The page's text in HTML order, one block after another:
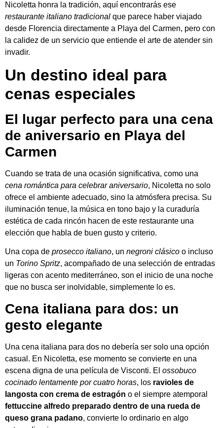
Nicoletta honra la tradición, aquí encontrarás ese
restaurante italiano tradicional que parece haber viajado
desde Florencia directamente a Playa del Carmen, pero con
la calidez de un servicio que entiende el arte de atender sin
invadir.
Un destino ideal para
cenas especiales
El lugar perfecto para una cena
de aniversario en Playa del
Carmen
Cuando se trata de una ocasión significativa, como una
cena romántica para celebrar aniversario, Nicoletta no solo
ofrece el ambiente adecuado, sino la atmósfera precisa. Su
iluminación tenue, la música en tono bajo y la curaduría
estética de cada rincón hacen de este restaurante una
elección que habla de buen gusto y criterio.
Una copa de prosecco italiano, un negroni clásico o incluso
un Torino Spritz, acompañado de una selección de entradas
ligeras con acento mediterráneo, son el inicio de una noche
que no busca ser inolvidable, simplemente lo es.
Cena italiana para dos: un
gesto elegante
Una cena italiana para dos no debería ser solo una opción
casual. En Nicoletta, ese momento se convierte en una
escena digna de una película de Visconti. El ossobuco
cocinado lentamente por cuatro horas, los ravioles de
langosta con crema de estragón o el siempre atemporal
fettuccine alfredo preparado dentro de una rueda de
queso grana padano, convierte lo ordinario en algo